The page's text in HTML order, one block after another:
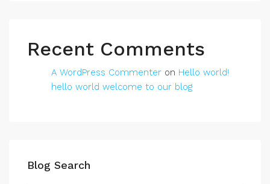
Recent Comments
A WordPress Commenter on Hello world!
hello world welcome to our blog
Blog Search